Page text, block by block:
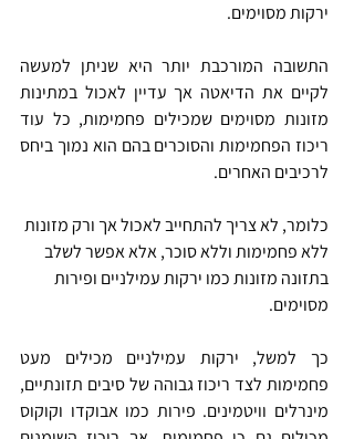
ירקות מסוימים.
לרכיבים האחרים.
כלומר, לא צריך להתחייב לאכול אך ורק מזונות
ללא פחמימות וללא סוכר, אלא אפשר לשלב
בתזונה מזונות כמו ירקות עמילניים ופירות
מסוימים.